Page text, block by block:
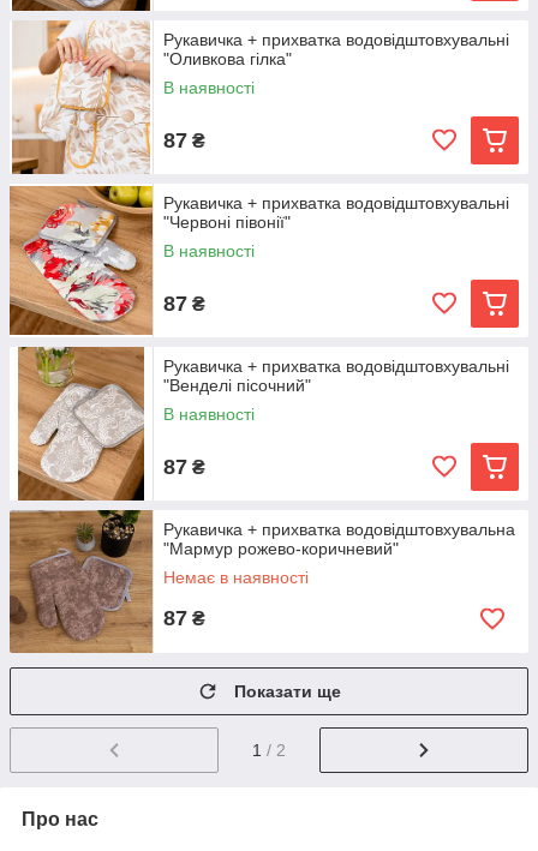
Рукавичка + прихватка водовідштовхувальні
"Оливкова гілка"
В наявності
87 ₴
Рукавичка + прихватка водовідштовхувальні
"Червоні півонії"
В наявності
87 ₴
Рукавичка + прихватка водовідштовхувальні
"Венделі пісочний"
В наявності
87 ₴
Рукавичка + прихватка водовідштовхувальна
"Мармур рожево-коричневий"
Немає в наявності
87 ₴
Показати ще
1 / 2
Про нас